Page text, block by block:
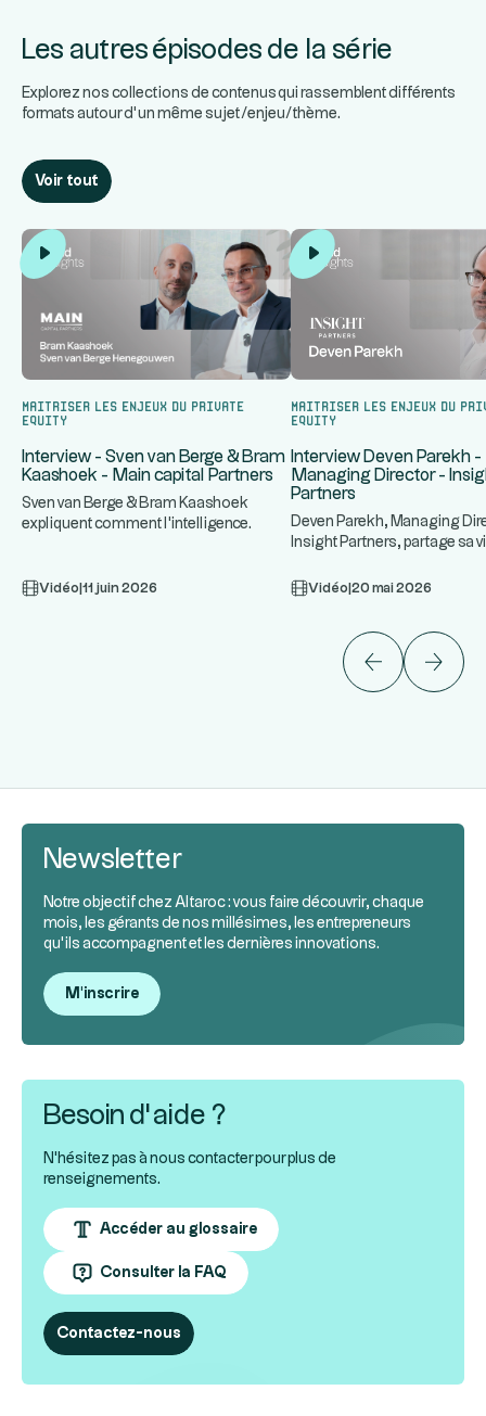
Les autres épisodes de la série
Explorez nos collections de contenus qui rassemblent différents
formats autour d’un même sujet/enjeu/thème.
Voir tout
Maitriser les enjeux du Private
Equity
Interview - Sven van Berge & Bram
Kaashoek - Main capital Partners
Sven van Berge & Bram Kaashoek
expliquent comment l'intelligence
Vidéo 11 juin 2026
Maitriser les enjeux du
Equity
Interview Deven Parekh -
Managing Director -
Partners
Deven Parekh, Managing
Insight Partners, partage sa
Vidéo 20 mai 2026
Newsletter
Notre objectif chez Altaroc : vous faire découvrir, chaque
mois, les gérants de nos millésimes, les entrepreneurs
qu’ils accompagnent et les dernières innovations.
M'inscrire
Besoin d’aide ?
N'hésitez pas à nous contacter pour plus de
renseignements.
Accéder au glossaire
Consulter la FAQ
Contactez-nous